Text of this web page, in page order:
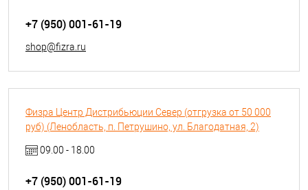
+7 (950) 001-61-19
shop@fizra.ru
Физра Центр Дистрибьюции Север (отгрузка от 50 000
руб) (Ленобласть, п. Петрушино, ул. Благодатная, 2)
09.00 - 18.00
+7 (950) 001-61-19